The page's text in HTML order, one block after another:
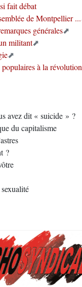
fait débat
de Montpellier ...
générales
militant
populaires à la révolution
avez dit « suicide » ?
du capitalisme
?